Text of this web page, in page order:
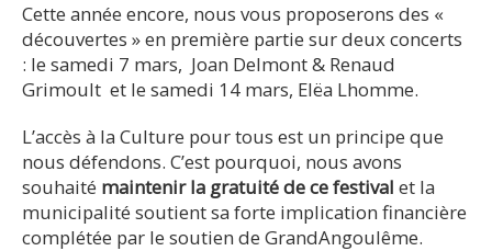
Cette année encore, nous vous proposerons des «
découvertes » en première partie sur deux concerts
: le samedi 7 mars, Joan Delmont & Renaud
Grimoult et le samedi 14 mars, Elëa Lhomme.
L’accès à la Culture pour tous est un principe que
nous défendons. C’est pourquoi, nous avons
souhaité maintenir la gratuité de ce festival et la
municipalité soutient sa forte implication financière
complétée par le soutien de GrandAngoulême.